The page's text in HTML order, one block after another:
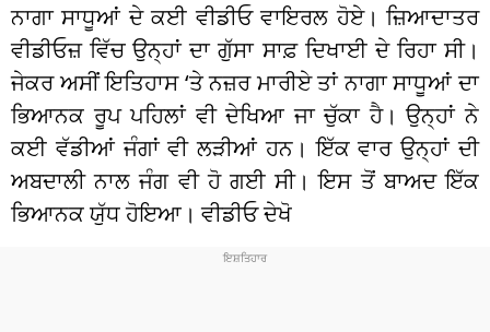
ਨਾਗਾ ਸਾਧੂਆਂ ਦੇ ਕਈ ਵੀਡੀਓ ਵਾਇਰਲ ਹੋਏ। ਜ਼ਿਆਦਾਤਰ
ਵੀਡੀਓਜ਼ ਵਿੱਚ ਉਨ੍ਹਾਂ ਦਾ ਗੁੱਸਾ ਸਾਫ਼ ਦਿਖਾਈ ਦੇ ਰਿਹਾ ਸੀ।
ਜੇਕਰ ਅਸੀਂ ਇਤਿਹਾਸ ‘ਤੇ ਨਜ਼ਰ ਮਾਰੀਏ ਤਾਂ ਨਾਗਾ ਸਾਧੂਆਂ ਦਾ
ਭਿਆਨਕ ਰੂਪ ਪਹਿਲਾਂ ਵੀ ਦੇਖਿਆ ਜਾ ਚੁੱਕਾ ਹੈ। ਉਨ੍ਹਾਂ ਨੇ
ਕਈ ਵੱਡੀਆਂ ਜੰਗਾਂ ਵੀ ਲੜੀਆਂ ਹਨ। ਇੱਕ ਵਾਰ ਉਨ੍ਹਾਂ ਦੀ
ਅਬਦਾਲੀ ਨਾਲ ਜੰਗ ਵੀ ਹੋ ਗਈ ਸੀ। ਇਸ ਤੋਂ ਬਾਅਦ ਇੱਕ
ਭਿਆਨਕ ਯੁੱਧ ਹੋਇਆ। ਵੀਡੀਓ ਦੇਖੋ